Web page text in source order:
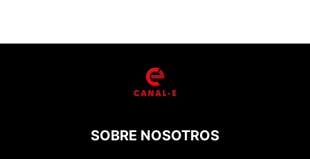
SOBRE NOSOTROS